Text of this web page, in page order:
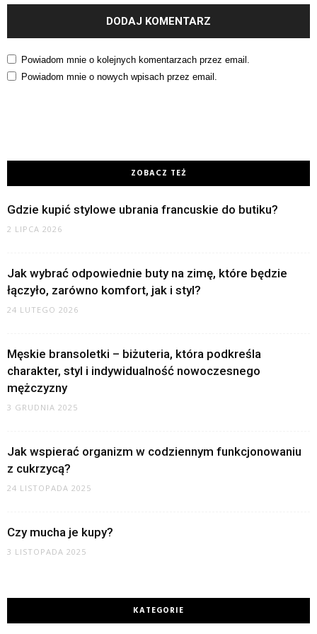
Powiadom mnie o kolejnych komentarzach przez email.
Powiadom mnie o nowych wpisach przez email.
ZOBACZ TEŻ
Gdzie kupić stylowe ubrania francuskie do butiku?
2 LIPCA 2026
Jak wybrać odpowiednie buty na zimę, które będzie
łączyło, zarówno komfort, jak i styl?
24 LUTEGO 2026
Męskie bransoletki – biżuteria, która podkreśla
charakter, styl i indywidualność nowoczesnego
mężczyzny
3 GRUDNIA 2025
Jak wspierać organizm w codziennym funkcjonowaniu
z cukrzycą?
24 LISTOPADA 2025
Czy mucha je kupy?
3 LISTOPADA 2025
KATEGORIE